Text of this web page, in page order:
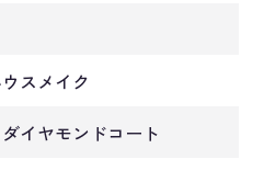
スメイク
イヤモンドコート